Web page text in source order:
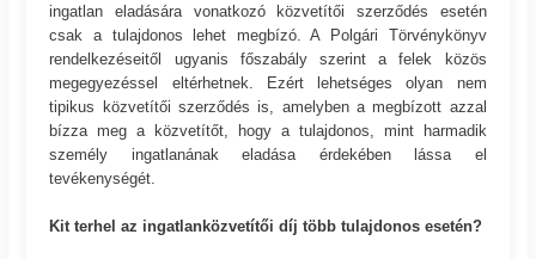
ingatlan eladására vonatkozó közvetítői szerződés esetén
csak a tulajdonos lehet megbízó. A Polgári Törvénykönyv
rendelkezéseitől ugyanis főszabály szerint a felek közös
megegyezéssel eltérhetnek. Ezért lehetséges olyan nem
tipikus közvetítői szerződés is, amelyben a megbízott azzal
bízza meg a közvetítőt, hogy a tulajdonos, mint harmadik
személy ingatlanának eladása érdekében lássa el
tevékenységét.
Kit terhel az ingatlanközvetítői díj több tulajdonos esetén?